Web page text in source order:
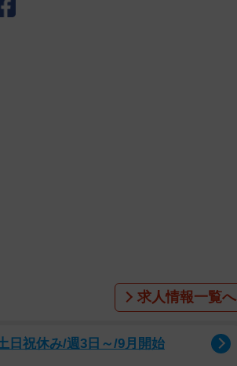
求人情報一覧へ
日祝休み/週3日～/9月開始